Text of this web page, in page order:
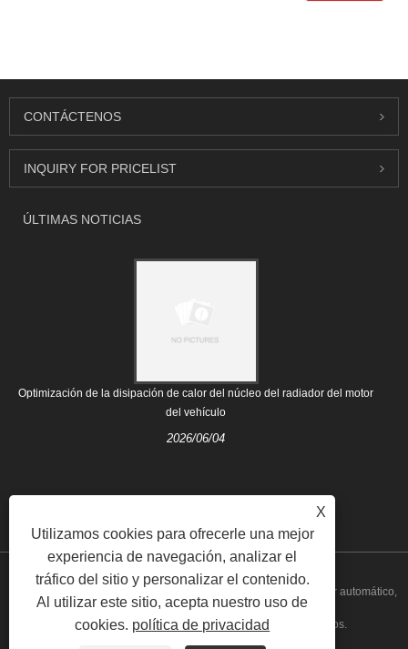
CONTÁCTENOS
INQUIRY FOR PRICELIST
ÚLTIMAS NOTICIAS
Optimización de la disipación de calor del núcleo del radiador del motor
del vehículo
2026/06/04
Copyright © 2021 Nanjing Majestic Auto Parts Co., Ltd. - Radiador automático,
sistema de refrigeración - Todos los derechos reservados.
X
Utilizamos cookies para ofrecerle una mejor
experiencia de navegación, analizar el
tráfico del sitio y personalizar el contenido.
Al utilizar este sitio, acepta nuestro uso de
cookies. política de privacidad